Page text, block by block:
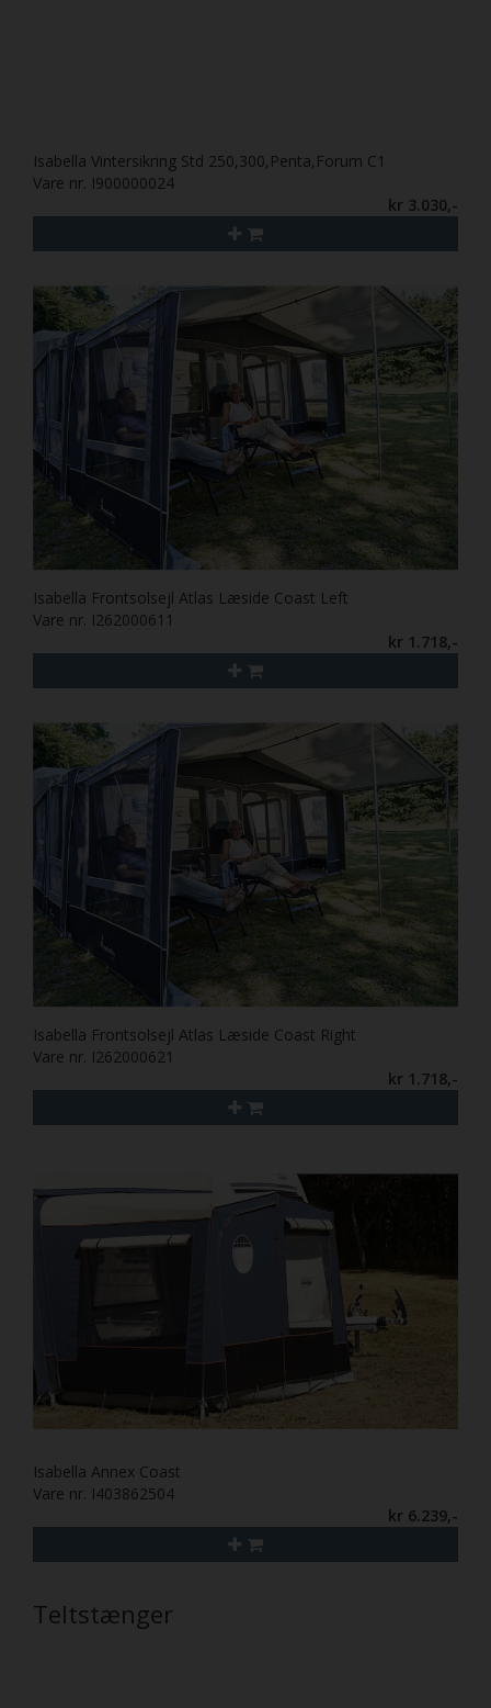
Isabella Vintersikring Std 250,300,Penta,Forum C1
Vare nr. I900000024
kr 3.030,-
Isabella Frontsolsejl Atlas Læside Coast Left
Vare nr. I262000611
kr 1.718,-
Isabella Frontsolsejl Atlas Læside Coast Right
Vare nr. I262000621
kr 1.718,-
Isabella Annex Coast
Vare nr. I403862504
kr 6.239,-
Teltstænger